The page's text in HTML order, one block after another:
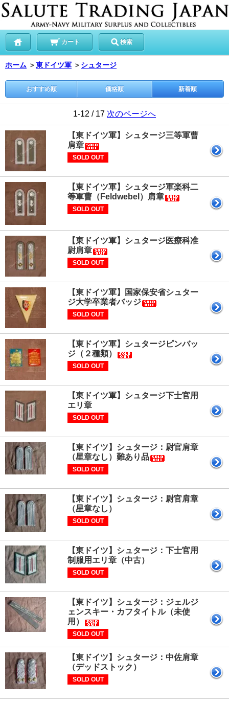
カート 検索
ホーム ＞東ドイツ軍 ＞ シュタージ
おすすめ順 価格順 新着順
1-12 / 17 次のページへ
【東ドイツ軍】シュタージ三等軍曹
肩章
SOLD OUT
【東ドイツ軍】シュタージ軍楽科二
等軍曹（Feldwebel）肩章
SOLD OUT
【東ドイツ軍】シュタージ医療科准
尉肩章
SOLD OUT
【東ドイツ軍】国家保安省シュター
ジ大学卒業者バッジ
SOLD OUT
【東ドイツ軍】シュタージピンバッ
ジ（２種類）
SOLD OUT
【東ドイツ軍】シュタージ下士官用
エリ章
SOLD OUT
【東ドイツ】シュタージ：尉官肩章
（星章なし）難あり品
SOLD OUT
【東ドイツ】シュタージ：尉官肩章
（星章なし）
SOLD OUT
【東ドイツ】シュタージ：下士官用
制服用エリ章（中古）
SOLD OUT
【東ドイツ】シュタージ：ジェルジ
ェンスキー・カフタイトル（未使
用）
SOLD OUT
【東ドイツ】シュタージ：中佐肩章
（デッドストック）
SOLD OUT